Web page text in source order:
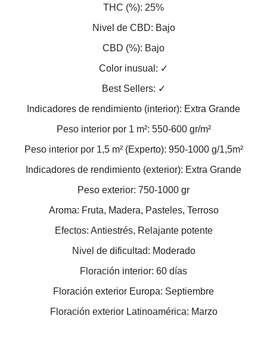
THC (%): 25%
Nivel de CBD: Bajo
CBD (%): Bajo
Color inusual: ✓
Best Sellers: ✓
Indicadores de rendimiento (interior): Extra Grande
Peso interior por 1 m²: 550-600 gr/m²
Peso interior por 1,5 m² (Experto): 950-1000 g/1,5m²
Indicadores de rendimiento (exterior): Extra Grande
Peso exterior: 750-1000 gr
Aroma: Fruta, Madera, Pasteles, Terroso
Efectos: Antiestrés, Relajante potente
Nivel de dificultad: Moderado
Floración interior: 60 días
Floración exterior Europa: Septiembre
Floración exterior Latinoamérica: Marzo